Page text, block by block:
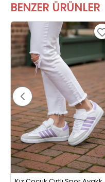
Kız Çocuk
%40 İndirim